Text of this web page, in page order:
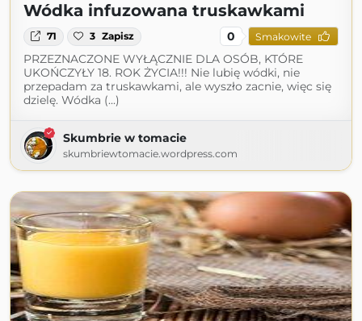
Wódka infuzowana truskawkami
71 3 Zapisz 0 Smakowite
PRZEZNACZONE WYŁĄCZNIE DLA OSÓB, KTÓRE
UKOŃCZYŁY 18. ROK ŻYCIA!!! Nie lubię wódki, nie
przepadam za truskawkami, ale wyszło zacnie, więc się
dzielę. Wódka (...)
Skumbrie w tomacie
skumbriewtomacie.wordpress.com